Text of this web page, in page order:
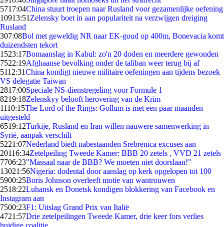
5717:04China stuurt troepen naar Rusland voor gezamenlijke oefening
10913:51 Zelensky boet in aan populariteit na verzwijgen dreiging
Rusland
307:08Bol met geweldig NR naar EK-goud op 400m, Bonevacia komt
duizendsten tekort
1523:17Bomaanslag in Kabul: zo'n 20 doden en meerdere gewonden
7522:19Afghaanse bevolking onder de taliban weer terug bij af
5112:31China kondigt nieuwe militaire oefeningen aan tijdens bezoek
VS delegatie Taiwan
2817:00Speciale NS-dienstregeling voor Formule 1
8219:18Zelenskyy belooft herovering van de Krim
1110:15The Lord of the Rings: Gollum is met een paar maanden
uitgesteld
6519:12Turkije, Rusland en Iran willen nauwere samenwerking in
Syrië, aanpak verschilt
5221:07Nederland biedt nabestaanden Srebrenica excuses aan
20116:34Zetelpeiling Tweede Kamer: BBB 20 zetels , VVD 21 zetels
7706:23"Massaal naar de BBB? We moeten niet doorslaan!"
13021:56Nigeria: dodental door aanslag op kerk opgelopen tot 100
5900:25Boris Johnson overleeft motie van wantrouwen
2518:22Luhansk en Donetsk kondigen blokkering van Facebook en
Instagram aan
7500:23F1: Uitslag Grand Prix van Italië
4721:57Drie zetelpeilingen Tweede Kamer, drie keer fors verlies
huidige coalitie